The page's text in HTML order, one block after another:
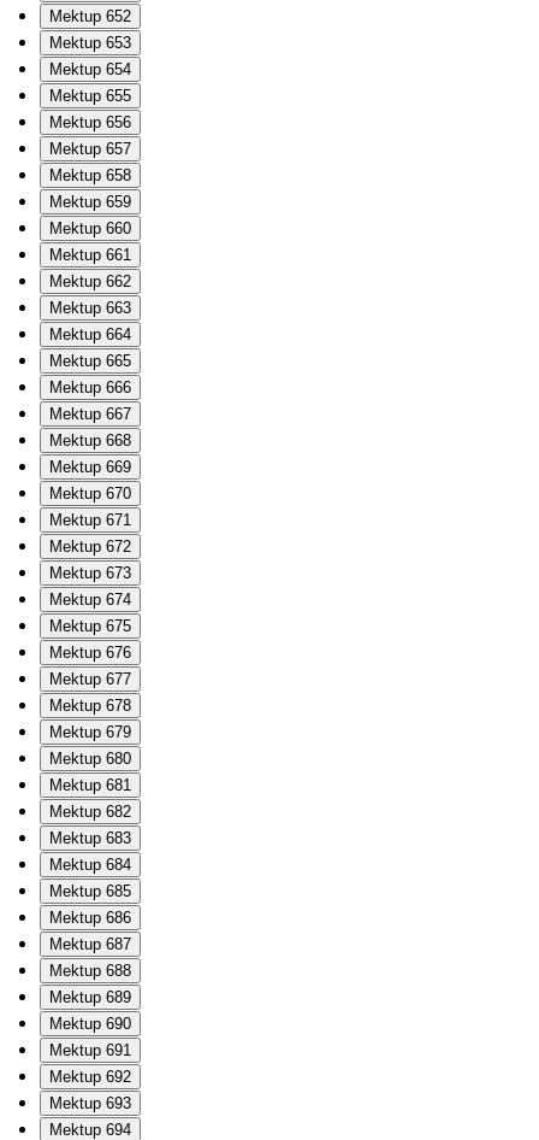
Mektup 652
Mektup 653
Mektup 654
Mektup 655
Mektup 656
Mektup 657
Mektup 658
Mektup 659
Mektup 660
Mektup 661
Mektup 662
Mektup 663
Mektup 664
Mektup 665
Mektup 666
Mektup 667
Mektup 668
Mektup 669
Mektup 670
Mektup 671
Mektup 672
Mektup 673
Mektup 674
Mektup 675
Mektup 676
Mektup 677
Mektup 678
Mektup 679
Mektup 680
Mektup 681
Mektup 682
Mektup 683
Mektup 684
Mektup 685
Mektup 686
Mektup 687
Mektup 688
Mektup 689
Mektup 690
Mektup 691
Mektup 692
Mektup 693
Mektup 694